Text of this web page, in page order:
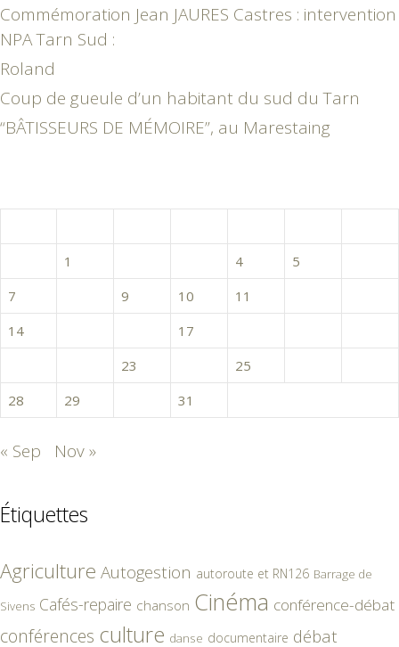
Commémoration Jean JAURES Castres : intervention
NPA Tarn Sud :
Roland
Coup de gueule d’un habitant du sud du Tarn
“BÂTISSEURS DE MÉMOIRE”, au Marestaing
1
4 5
7
9 10 11
14
17
23 25
28
29 31
« Sep Nov »
Étiquettes
Agriculture Autogestion autoroute et RN126 Barrage de
Sivens Cafés-repaire chanson Cinéma conférence-débat
conférences culture danse documentaire débat